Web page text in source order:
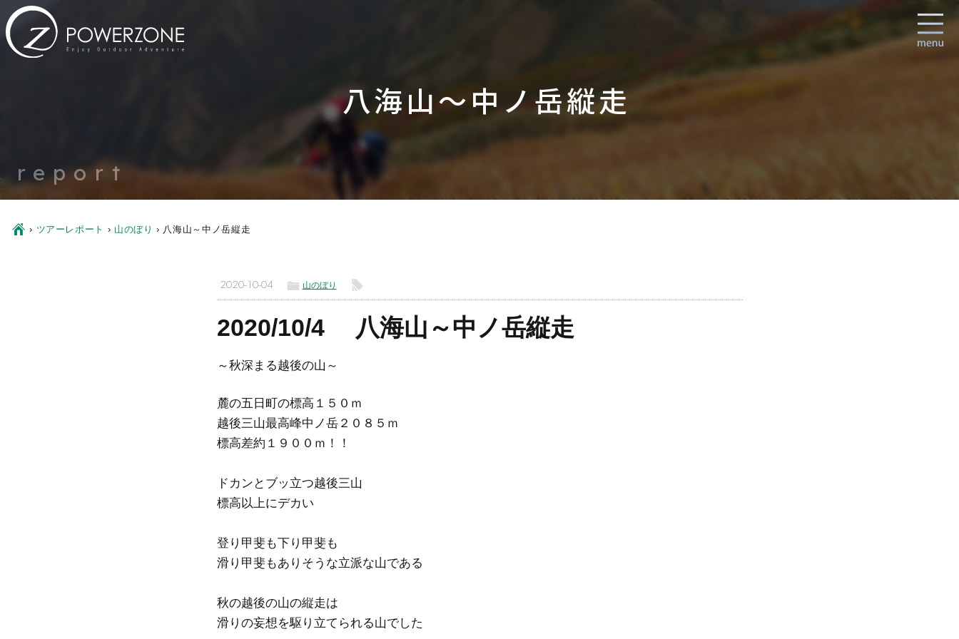
report
八海山～中ノ岳縦走
Ç › ツアーレポート › 山のぼり › 八海山～中ノ岳縦走
2020-10-04 ë 山のぼり l
2020/10/4 八海山～中ノ岳縦走
～秋深まる越後の山～
麓の五日町の標高１５０ｍ
越後三山最高峰中ノ岳２０８５ｍ
標高差約１９００ｍ！！
ドカンとブッ立つ越後三山
標高以上にデカい
登り甲斐も下り甲斐も
滑り甲斐もありそうな立派な山である
秋の越後の山の縦走は
滑りの妄想を駆り立てられる山でした